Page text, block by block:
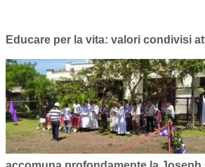
Educare per la vita: valori condivisi